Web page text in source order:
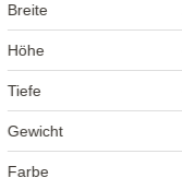
Breite
Höhe
Tiefe
Gewicht
Farbe